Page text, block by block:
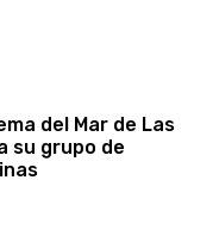
del Mar de Las
su grupo de